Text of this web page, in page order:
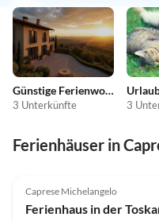
Günstige Ferienwohnungen
3 Unterkünfte 3
Ferienhäuser in
Caprese Michelangelo